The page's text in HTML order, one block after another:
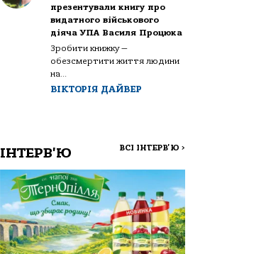
презентували книгу про
видатного військового
діяча УПА Василя Процюка
Зробити книжку —
обезсмертити життя людини
на...
ВІКТОРІЯ ДАЙВЕР
ІНТЕРВ'Ю ВСІ ІНТЕРВ'Ю >